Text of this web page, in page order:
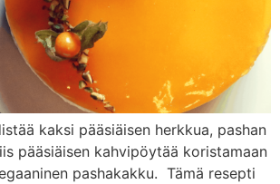
kaksi pääsiäisen herkkua, pashan
pääsiäisen kahvipöytää koristamaan
pashakakku. Tämä resepti